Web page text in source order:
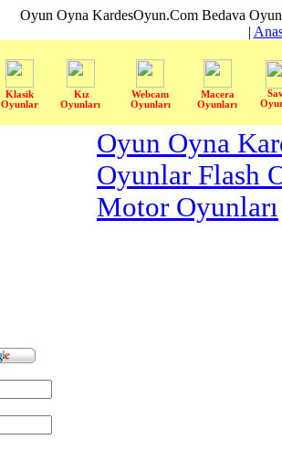
Oyun Oyna KardesOyun.Com Bedava
|
Klasik
Oyunlar
Kız
Oyunları
Webcam
Oyunları
Macera
Oyunları
Oyun Oyna
Oyunlar Flash
Motor Oyunları